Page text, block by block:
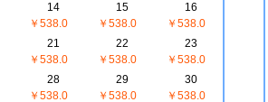
14
￥538.0
15
￥538.0
16
￥538.0
21
￥538.0
22
￥538.0
23
￥538.0
28
￥538.0
29
￥538.0
30
￥538.0